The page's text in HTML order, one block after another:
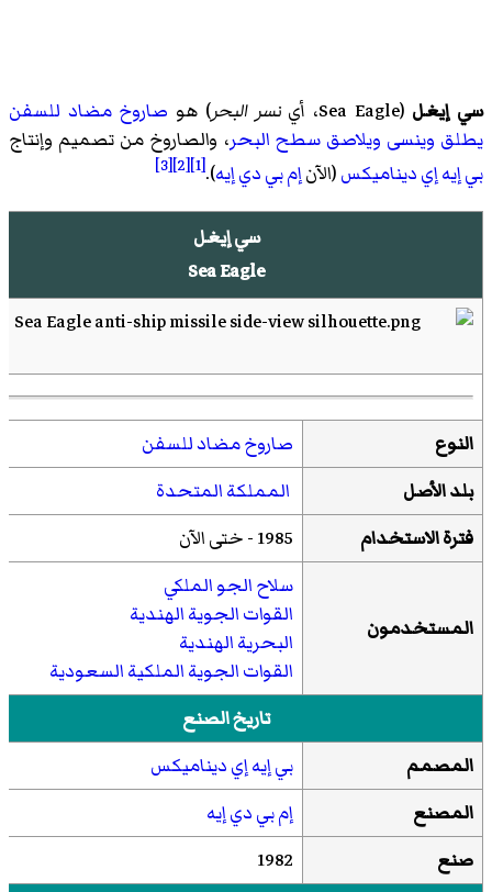
سي إيغل (Sea Eagle، أي نسر البحر)‏ هو صاروخ مضاد للسفن
يطلق وينسى ويلاصق سطح البحر، والصاروخ من تصميم وإنتاج
بي إيه إي ديناميكس(الآنإم بي دي إيه).
[1]
[2]
[3]
سي إيغل
Sea Eagle
النوع
صاروخ مضاد للسفن
بلد الأصل
المملكة المتحدة
فترة الاستخدام
1985 - ختى الآن
المستخدمون
سلاح الجو الملكي
القوات الجوية الهندية
البحرية الهندية
القوات الجوية الملكية السعودية
تاريخ الصنع
المصمم
بي إيه إي ديناميكس
المصنع
إم بي دي إيه
صنع
1982